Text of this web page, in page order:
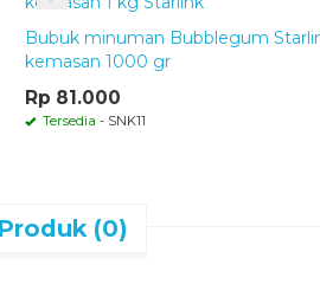
durian – Komposisi & Berat
pilihan terbaik melalui seleksi bahan
dan cita rasa terbaik. Semua
gr
Bubuk minuman Bubblegum
kemasan 1000 gr
Rp 81.000
Tersedia - SNK11
(0)